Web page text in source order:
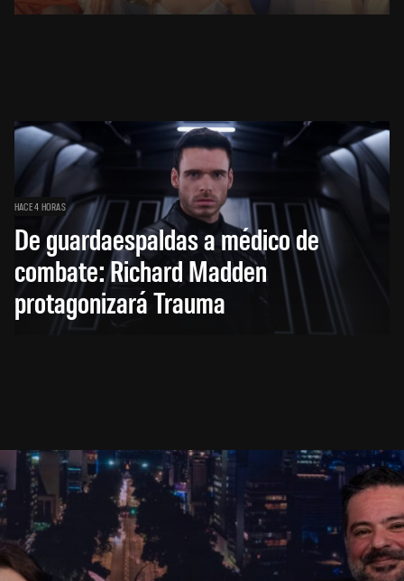
HACE 4 HORAS
De guardaespaldas a médico de
combate: Richard Madden
protagonizará Trauma